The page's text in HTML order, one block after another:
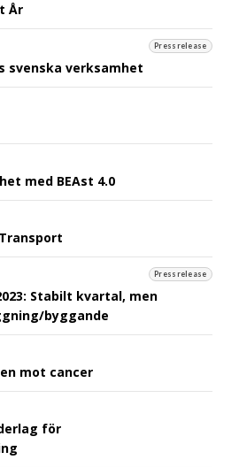
År
Pressrelease
svenska verksamhet
med BEAst 4.0
Pressrelease
Stabilt kvartal, men
byggande
mot cancer
för